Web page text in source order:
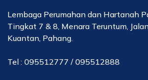
Lembaga Perumahan dan Hartanah
Tingkat 7 & 8, Menara Teruntum,
Kuantan, Pahang.
Tel : 095512777 / 095512888